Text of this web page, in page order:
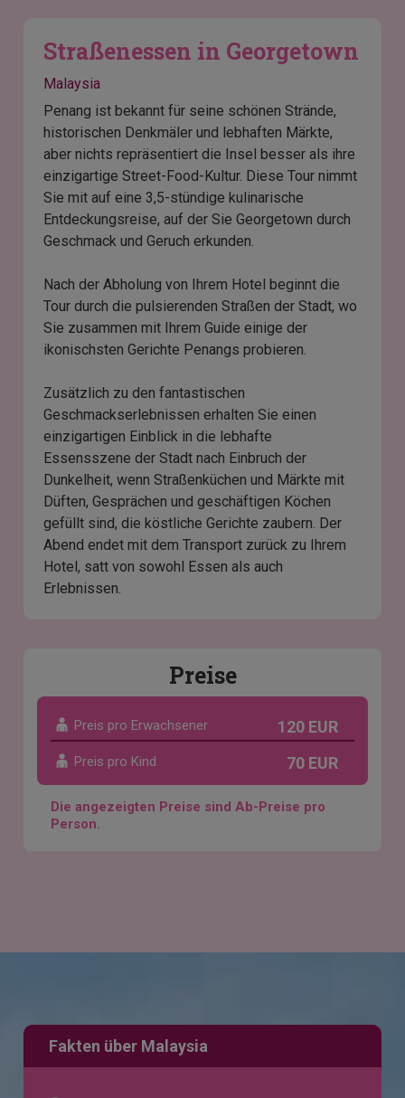
Straßenessen in Georgetown
Malaysia
Penang ist bekannt für seine schönen Strände,
historischen Denkmäler und lebhaften Märkte,
aber nichts repräsentiert die Insel besser als ihre
einzigartige Street-Food-Kultur. Diese Tour nimmt
Sie mit auf eine 3,5-stündige kulinarische
Entdeckungsreise, auf der Sie Georgetown durch
Geschmack und Geruch erkunden.
Nach der Abholung von Ihrem Hotel beginnt die
Tour durch die pulsierenden Straßen der Stadt, wo
Sie zusammen mit Ihrem Guide einige der
ikonischsten Gerichte Penangs probieren.
Zusätzlich zu den fantastischen
Geschmackserlebnissen erhalten Sie einen
einzigartigen Einblick in die lebhafte
Essensszene der Stadt nach Einbruch der
Dunkelheit, wenn Straßenküchen und Märkte mit
Düften, Gesprächen und geschäftigen Köchen
gefüllt sind, die köstliche Gerichte zaubern. Der
Abend endet mit dem Transport zurück zu Ihrem
Hotel, satt von sowohl Essen als auch
Erlebnissen.
Preise
Preis pro Erwachsener 120 EUR
Preis pro Kind 70 EUR
Die angezeigten Preise sind Ab-Preise pro
Person.
Fakten über Malaysia